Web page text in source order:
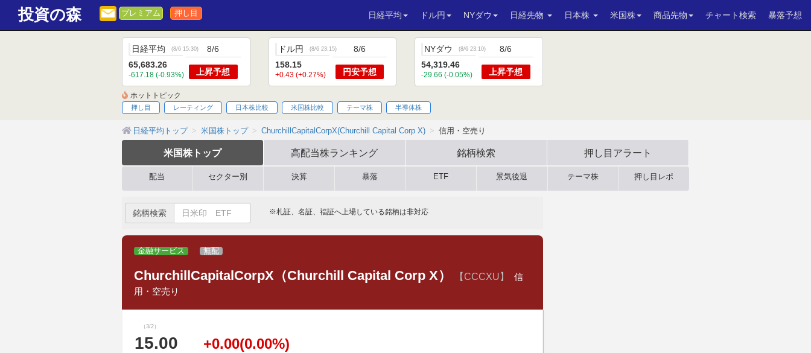
投資の森 プレミアム 押し目 日経平均 ドル円 NYダウ 日経先物 日本株 米国株 商品先物 チャート検索 暴落予想
日経平均 (8/6 15:30)
65,683.26
-617.18 (-0.93%)
8/6
上昇予想
ドル円 (8/6 23:15)
158.15
+0.43 (+0.27%)
8/6
円安予想
NYダウ (8/6 23:10)
54,319.46
-29.66 (-0.05%)
8/6
上昇予想
ホットトピック
押し目 レーティング 日本株比較 米国株比較 テーマ株 半導体株
日経平均トップ 米国株トップ ChurchillCapitalCorpX(Churchill Capital Corp X) 信用・空売り
米国株 トップ 高配当株ランキング 銘柄検索 押し目アラート
配当 セクター別 決算 暴落 ETF 景気後退 テーマ株 押し目レポ
銘柄検索 ※札証、名証、福証へ上場している銘柄は非対応
金融サービス 無配
ChurchillCapitalCorpX（Churchill Capital Corp X） 【CCCXU】
信
用・空売り
（3/2）
15.00 +0.00(0.00%)